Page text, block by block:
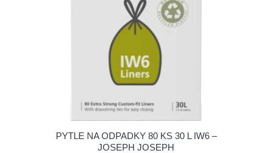
PYTLE NA ODPADKY 80 KS 30 L IW6 –
JOSEPH JOSEPH